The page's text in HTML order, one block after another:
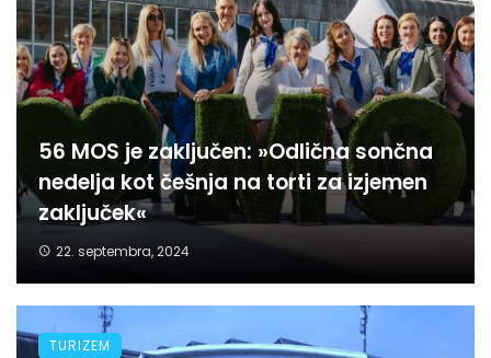
56 MOS je zaključen: »Odlična sončna
nedelja kot češnja na torti za izjemen
zaključek«
22. septembra, 2024
TURIZEM